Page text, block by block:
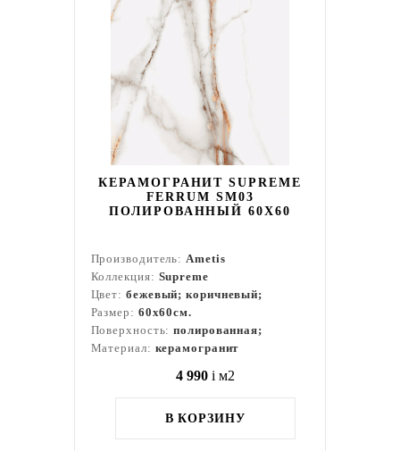
КЕРАМОГРАНИТ SUPREME
FERRUM SM03
ПОЛИРОВАННЫЙ 60X60
Производитель:Ametis
Коллекция: Supreme
Цвет: бежевый; коричневый;
Размер: 60x60см.
Поверхность:полированная;
Материал: керамогранит
4 990 i м2
В КОРЗИНУ